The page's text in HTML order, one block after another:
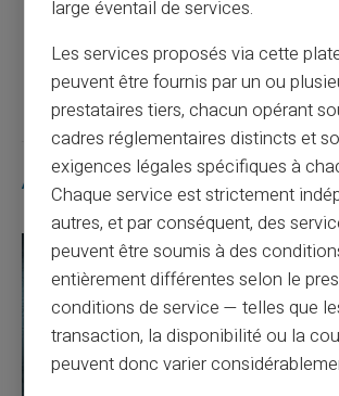
Articles similaires
large éventail de services.
Les services proposés via cette
peuvent être fournis par un ou
prestataires tiers, chacun opérant
cadres réglementaires distincts et
exigences légales spécifiques à
Chaque service est strictement
autres, et par conséquent, des
peuvent être soumis à des
entièrement différentes selon le
conditions de service — telles que
transaction, la disponibilité ou la
peuvent donc varier